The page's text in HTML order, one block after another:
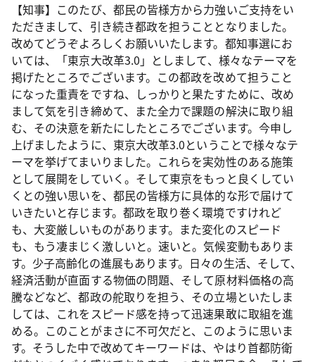
【知事】このたび、都民の皆様方から力強いご支持をい
ただきまして、引き続き都政を担うこととなりました。
改めてどうぞよろしくお願いいたします。都知事選にお
いては、「東京大改革3.0」としまして、様々なテーマを
掲げたところでございます。この都政を改めて担うこと
になった重責をですね、しっかりと果たすために、改め
まして気を引き締めて、また全力で課題の解決に取り組
む、その決意を新たにしたところでございます。今申し
上げましたように、東京大改革3.0ということで様々なテ
ーマを挙げてまいりました。これらを実効性のある施策
として展開をしていく。そして東京をもっと良くしてい
くとの強い思いを、都民の皆様方に具体的な形で届けて
いきたいと存じます。都政を取り巻く環境ですけれど
も、大変厳しいものがあります。また変化のスピード
も、もう凄まじく激しいと。速いと。気候変動もありま
す。少子高齢化の進展もあります。日々の生活、そして、
経済活動が直面する物価の問題、そして原材料価格の高
騰などなど、都政の舵取りを担う、その立場といたしま
しては、これをスピード感を持って迅速果敢に取組を進
める。このことがまさに不可欠だと、このように思いま
す。そうした中で改めてキーワードは、やはり首都防衛